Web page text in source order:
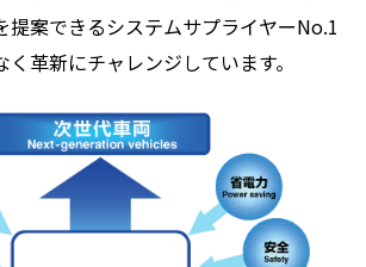
提案できるシステムサプライヤーNo.1
革新にチャレンジしています。